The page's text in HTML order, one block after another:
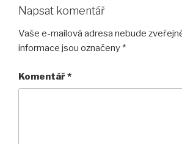
Napsat komentář
Vaše e-mailová adresa nebude
informace jsou označeny *
Komentář*